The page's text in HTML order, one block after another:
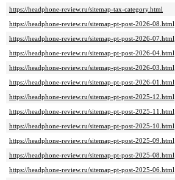
https://headphone-review.ru/sitemap-tax-category.html
https://headphone-review.ru/sitemap-pt-post-2026-08.html
https://headphone-review.ru/sitemap-pt-post-2026-07.html
https://headphone-review.ru/sitemap-pt-post-2026-04.html
https://headphone-review.ru/sitemap-pt-post-2026-03.html
https://headphone-review.ru/sitemap-pt-post-2026-01.html
https://headphone-review.ru/sitemap-pt-post-2025-12.html
https://headphone-review.ru/sitemap-pt-post-2025-11.html
https://headphone-review.ru/sitemap-pt-post-2025-10.html
https://headphone-review.ru/sitemap-pt-post-2025-09.html
https://headphone-review.ru/sitemap-pt-post-2025-08.html
https://headphone-review.ru/sitemap-pt-post-2025-06.html